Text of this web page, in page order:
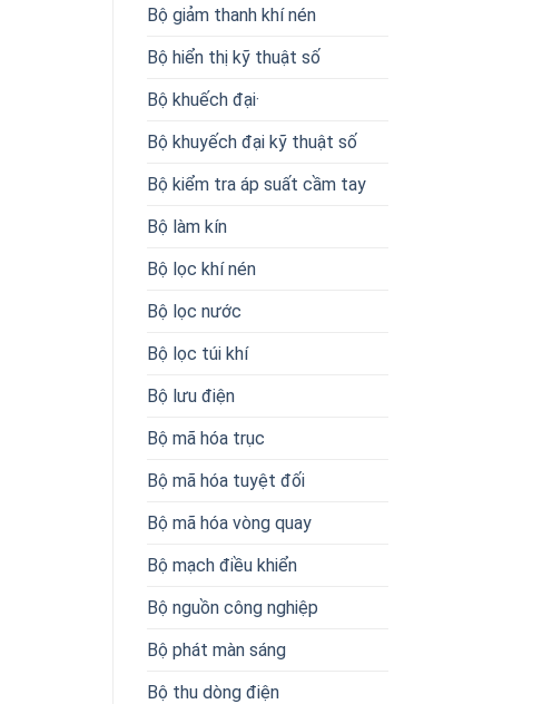
Bộ giảm thanh khí nén
Bộ hiển thị kỹ thuật số
Bộ khuếch đại·
Bộ khuyếch đại kỹ thuật số
Bộ kiểm tra áp suất cầm tay
Bộ làm kín
Bộ lọc khí nén
Bộ lọc nước
Bộ lọc túi khí
Bộ lưu điện
Bộ mã hóa trục
Bộ mã hóa tuyệt đối
Bộ mã hóa vòng quay
Bộ mạch điều khiển
Bộ nguồn công nghiệp
Bộ phát màn sáng
Bộ thu dòng điện